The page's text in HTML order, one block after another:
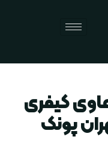
کیفری
پونک